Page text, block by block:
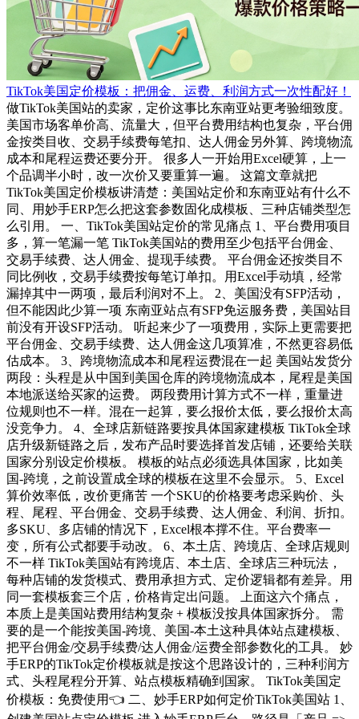
TikTok美国定价模板：把佣金、运费、利润方式一次性配好！
做TikTok美国站的卖家，定价这事比东南亚站更考验细致度。
美国市场客单价高、流量大，但平台费用结构也复杂，平台佣
金按类目收、交易手续费每笔扣、达人佣金另外算、跨境物流
成本和尾程运费还要分开。 很多人一开始用Excel硬算，上一
个品调半小时，改一次价又要重算一遍。 这篇文章就把
TikTok美国定价模板讲清楚：美国站定价和东南亚站有什么不
同、用妙手ERP怎么把这套参数固化成模板、三种店铺类型怎
么引用。 一、TikTok美国站定价的常见痛点 1、平台费用项目
多，算一笔漏一笔 TikTok美国站的费用至少包括平台佣金、
交易手续费、达人佣金、提现手续费。 平台佣金还按类目不
同比例收，交易手续费按每笔订单扣。用Excel手动填，经常
漏掉其中一两项，最后利润对不上。 2、美国没有SFP活动，
但不能因此少算一项 东南亚站点有SFP免运服务费，美国站目
前没有开设SFP活动。 听起来少了一项费用，实际上更需要把
平台佣金、交易手续费、达人佣金这几项算准，不然更容易低
估成本。 3、跨境物流成本和尾程运费混在一起 美国站发货分
两段：头程是从中国到美国仓库的跨境物流成本，尾程是美国
本地派送给买家的运费。 两段费用计算方式不一样，重量进
位规则也不一样。混在一起算，要么报价太低，要么报价太高
没竞争力。 4、全球店新链路要按具体国家建模板 TikTok全球
店升级新链路之后，发布产品时要选择首发店铺，还要给关联
国家分别设定价模板。 模板的站点必须选具体国家，比如美
国-跨境，之前设置成全球的模板在这里不会显示。 5、Excel
算价效率低，改价更痛苦 一个SKU的价格要考虑采购价、头
程、尾程、平台佣金、交易手续费、达人佣金、利润、折扣。
多SKU、多店铺的情况下，Excel根本撑不住。平台费率一
变，所有公式都要手动改。 6、本土店、跨境店、全球店规则
不一样 TikTok美国站有跨境店、本土店、全球店三种玩法，
每种店铺的发货模式、费用承担方式、定价逻辑都有差异。用
同一套模板套三个店，价格肯定出问题。 上面这六个痛点，
本质上是美国站费用结构复杂 + 模板没按具体国家拆分。 需
要的是一个能按美国-跨境、美国-本土这种具体站点建模板、
把平台佣金/交易手续费/达人佣金/运费全部参数化的工具。 妙
手ERP的TikTok定价模板就是按这个思路设计的，三种利润方
式、头程尾程分开算、站点模板精确到国家。 TikTok美国定
价模板：免费使用👈 二、妙手ERP如何定价TikTok美国站 1、